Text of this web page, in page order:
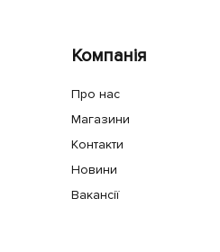
Компанія
Про нас
Магазини
Контакти
Новини
Вакансії